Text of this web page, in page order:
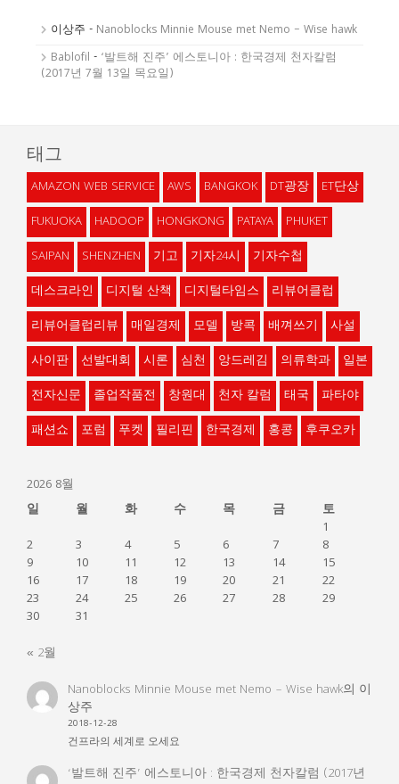
이상주 - Nanoblocks Minnie Mouse met Nemo – Wise hawk
Bablofil - ‘발트해 진주’ 에스토니아 : 한국경제 천자칼럼
(2017년 7월 13일 목요일)
태그
AMAZON WEB SERVICE AWS BANGKOK DT광장
ET단상
FUKUOKA
HADOOP HONGKONG PATAYA
PHUKET
SAIPAN
SHENZHEN 기고 기자24시
기자수첩
데스크라인
디지털 산책 디지털타임스
리뷰어클럽
리뷰어클럽리뷰
매일경제 모델 방콕 배껴쓰기
사설
사이판
선발대회 시론 심천 앙드레김 의류학과
일본
전자신문
졸업작품전 창원대 천자 칼럼 태국
파타야
패션쇼
포럼 푸켓 필리핀 한국경제 홍콩 후쿠오카
2026 8월
일
월 화 수 목 금
토
1
2
3 4 5 6 7
8
9
10 11 12 13 14
15
16
17 18 19 20 21
22
23
24 25 26 27 28
29
30
31
« 2월
Nanoblocks Minnie Mouse met Nemo – Wise hawk의 이
상주
2018-12-28
건프라의 세계로 오세요
‘발트해 진주’ 에스토니아 : 한국경제 천자칼럼 (2017년